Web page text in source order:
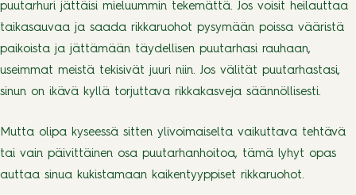
puutarhuri jättäisi mieluummin tekemättä. Jos voisit heilauttaa
taikasauvaa ja saada rikkaruohot pysymään poissa vääristä
paikoista ja jättämään täydellisen puutarhasi rauhaan,
useimmat meistä tekisivät juuri niin. Jos välität puutarhastasi,
sinun on ikävä kyllä torjuttava rikkakasveja säännöllisesti.
Mutta olipa kyseessä sitten ylivoimaiselta vaikuttava tehtävä
tai vain päivittäinen osa puutarhanhoitoa, tämä lyhyt opas
auttaa sinua kukistamaan kaikentyyppiset rikkaruohot.